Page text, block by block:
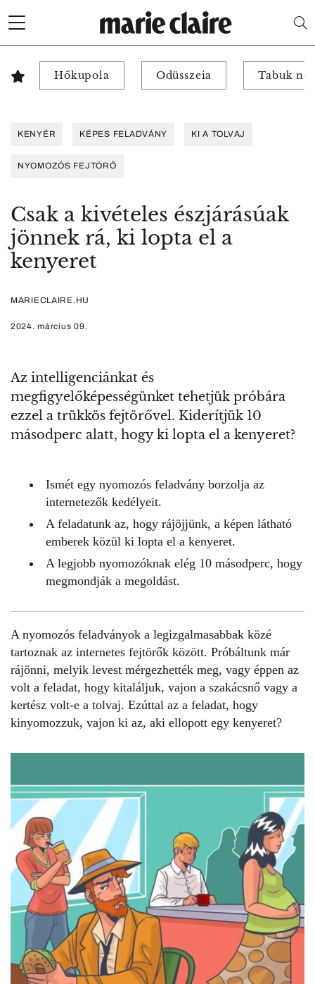
Hőkupola Odüsszeia Tabuk
KENYÉR KÉPES FELADVÁNY KI A TOLVAJ
NYOMOZÓS FEJTÖRŐ
Csak a kivételes észjárásúak
jönnek rá, ki lopta el a
kenyeret
MARIECLAIRE.HU
2024. március 09.
Az intelligenciánkat és
megfigyelőképességünket tehetjük próbára
ezzel a trükkös fejtörővel. Kiderítjük 10
másodperc alatt, hogy ki lopta el a kenyeret?
Ismét egy nyomozós feladvány borzolja az
internetezők kedélyeit.
A feladatunk az, hogy rájöjjünk, a képen látható
emberek közül ki lopta el a kenyeret.
A legjobb nyomozóknak elég 10 másodperc, hogy
megmondják a megoldást.
A nyomozós feladványok a legizgalmasabbak közé
tartoznak az internetes fejtörők között. Próbáltunk már
rájönni, melyik levest mérgezhették meg, vagy éppen az
volt a feladat, hogy kitaláljuk, vajon a szakácsnő vagy a
kertész volt-e a tolvaj. Ezúttal az a feladat, hogy
kinyomozzuk, vajon ki az, aki ellopott egy kenyeret?